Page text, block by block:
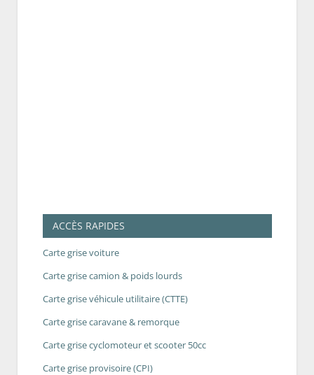
ACCÈS RAPIDES
Carte grise voiture
Carte grise camion & poids lourds
Carte grise véhicule utilitaire (CTTE)
Carte grise caravane & remorque
Carte grise cyclomoteur et scooter 50cc
Carte grise provisoire (CPI)